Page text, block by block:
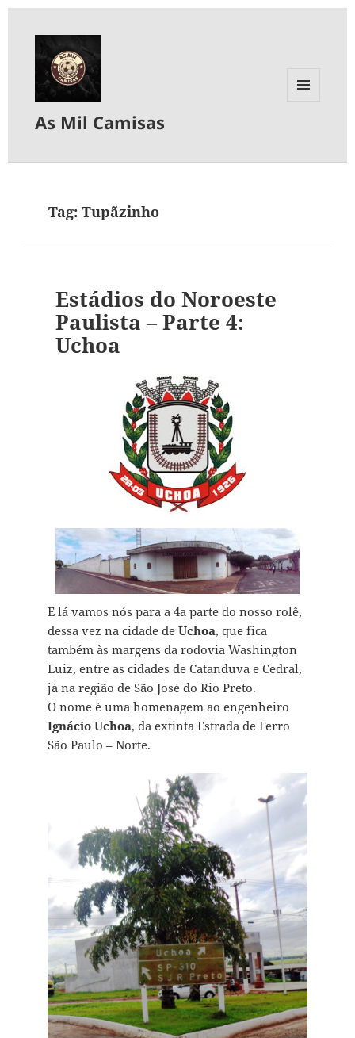
As Mil Camisas
Tag:Tupãzinho
Estádios do Noroeste
Paulista – Parte 4:
Uchoa
E lá vamos nós para a 4a parte do nosso rolê,
dessa vez na cidade de Uchoa, que fica
também às margens da rodovia Washington
Luiz, entre as cidades de Catanduva e Cedral,
já na região de São José do Rio Preto.
O nome é uma homenagem ao engenheiro
Ignácio Uchoa, da extinta Estrada de Ferro
São Paulo – Norte.